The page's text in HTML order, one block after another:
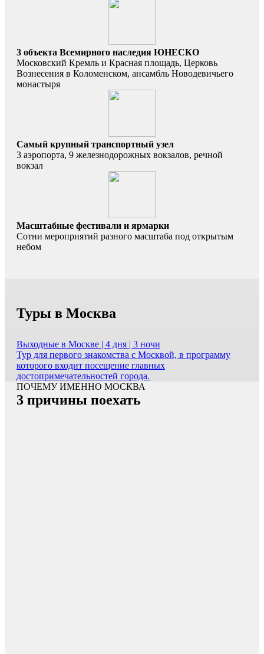
3 объекта Всемирного наследия ЮНЕСКО
Московский Кремль и Красная площадь, Церковь
Вознесения в Коломенском, ансамбль Новодевичьего
монастыря
Самый крупный транспортный узел
3 аэропорта, 9 железнодорожных вокзалов, речной
вокзал
Масштабные фестивали и ярмарки
Сотни мероприятий разного масштаба под открытым
небом
Туры в Москва
Выходные в Москве | 4 дня | 3 ночи
Тур для первого знакомства с Москвой, в программу
которого входит посещение главных
достопримечательностей города.
ПОЧЕМУ ИМЕННО МОСКВА
3 причины поехать